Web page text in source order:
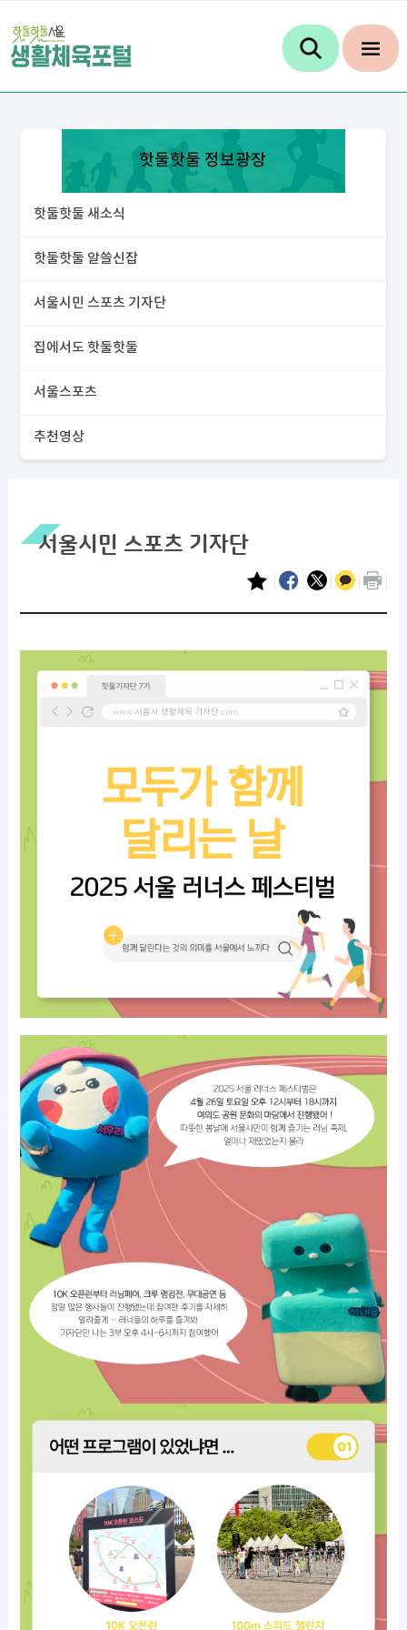
핫둘핫둘 정보광장
핫둘핫둘 새소식
핫둘핫둘 알쓸신잡
서울시민 스포츠 기자단
집에서도 핫둘핫둘
서울스포츠
추천영상
서울시민 스포츠 기자단